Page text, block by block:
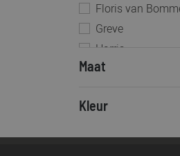
Floris van
Greve
Harris
Joss
Kops
Maat
Kleur